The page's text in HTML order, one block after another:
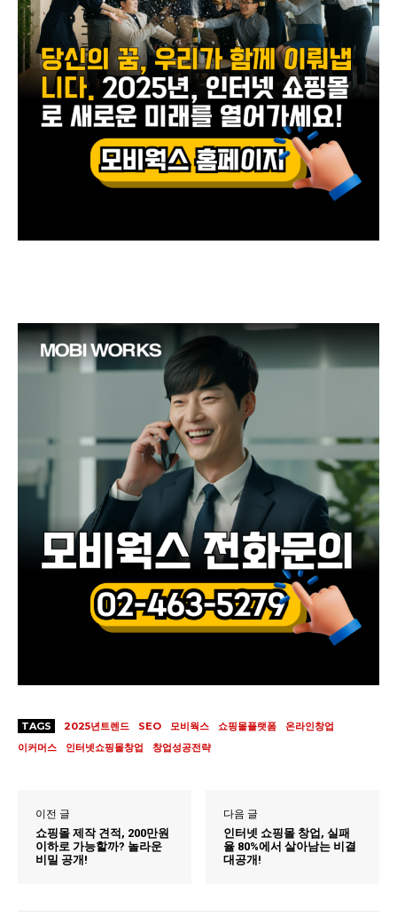
TAGS 2025년트렌드 SEO 모비웍스 쇼핑몰플랫폼
온라인창업
이커머스
인터넷쇼핑몰창업 창업성공전략
이전 글
쇼핑몰 제작 견적, 200만원
이하로 가능할까? 놀라운
비밀 공개!
다음 글
인터넷 쇼핑몰 창업, 실패
율 80%에서 살아남는 비결
대공개!